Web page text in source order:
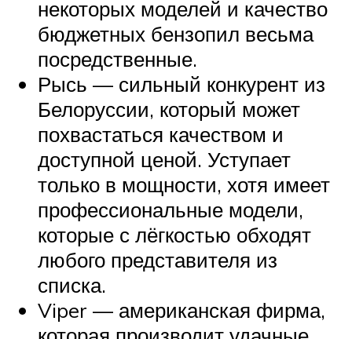
некоторых моделей и качество
бюджетных бензопил весьма
посредственные.
Рысь — сильный конкурент из
Белоруссии, который может
похвастаться качеством и
доступной ценой. Уступает
только в мощности, хотя имеет
профессиональные модели,
которые с лёгкостью обходят
любого представителя из
списка.
Viper — американская фирма,